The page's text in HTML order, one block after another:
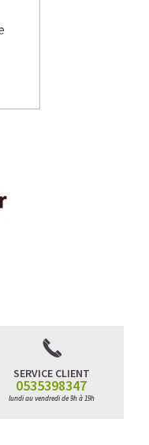
SERVICE CLIENT
0535398347
lundi au vendredi de 9h à 19h